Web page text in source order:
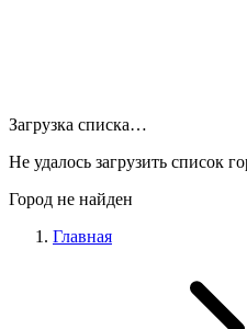
Загрузка списка…
Не удалось загрузить список
Город не найден
Главная